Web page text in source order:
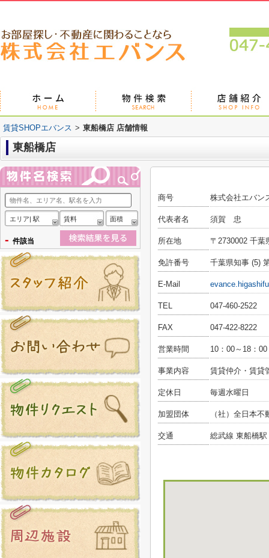
賃貸SHOPエバンス > 東船橋店 店舗情報
東船橋店
商号 株式会社エバン
代表者名 須賀 忠
所在地 〒2730002 千葉
免許番号 千葉県知事 (5)
E-Mail
TEL 047-460-2522
FAX 047-422-8222
営業時間 10：00～18：00
事業内容 賃貸仲介・賃貸
定休日 毎週水曜日
加盟団体 （社）全日本
交通 総武線 東船橋駅
エリア| 駅 賃料 面積
- 件該当